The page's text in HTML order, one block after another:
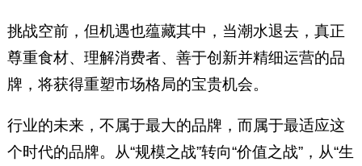
挑战空前，但机遇也蕴藏其中，当潮水退去，真正
尊重食材、理解消费者、善于创新并精细运营的品
牌，将获得重塑市场格局的宝贵机会。
行业的未来，不属于最大的品牌，而属于最适应这
个时代的品牌。从“规模之战”转向“价值之战”，从“生